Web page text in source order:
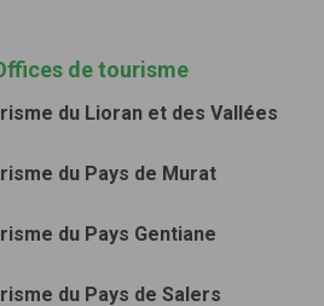
de tourisme
du Lioran et des Vallées
du Pays de Murat
du Pays Gentiane
du Pays de Salers